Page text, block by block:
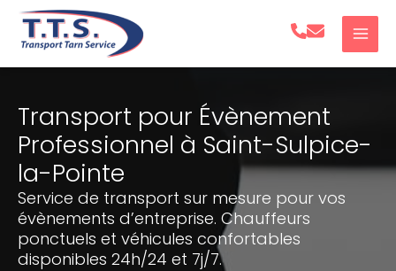
Aller
Transport pour Évènement
Professionnel à Saint-Sulpice-
la-Pointe
Service de transport sur mesure pour vos
évènements d’entreprise. Chauffeurs
ponctuels et véhicules confortables
disponibles 24h/24 et 7j/7.